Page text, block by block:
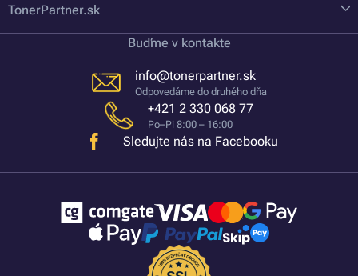
TonerPartner.sk
Buďme v kontakte
info@tonerpartner.sk
Odpovedáme do druhého dňa
+421 2 330 068 77
Po–Pi 8:00 – 16:00
Sledujte nás na Facebooku